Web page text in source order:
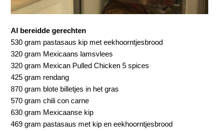
Al bereidde gerechten
530 gram pastasaus kip met eekhoorntjesbrood
320 gram Mexicaans lamsvlees
320 gram Mexican Pulled Chicken 5 spices
425 gram rendang
870 gram blote billetjes in het gras
570 gram chili con carne
630 gram Mexicaanse kip
469 gram pastasaus met kip en eekhoorntjesbrood